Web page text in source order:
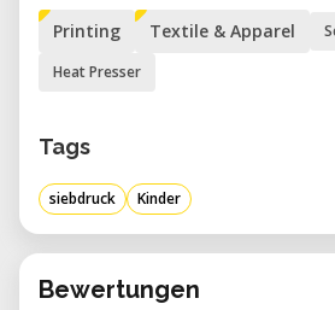
Termine
Zielgruppe
Kinder und Jugendliche von6
Unter 10 Jahren bitte in
Printing Textile & Apparel
Heat Presser
Tags
siebdruck Kinder
Bewertungen